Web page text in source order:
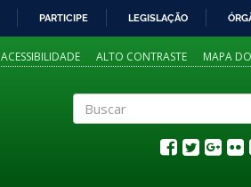
PARTICIPE LEGISLAÇÃO
ACESSIBILIDADE ALTO CONTRASTE MAPA